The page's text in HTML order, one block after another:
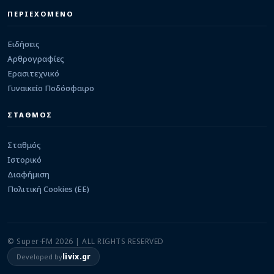
Δρόσο
ΠΕΡΙΕΧΟΜΕΝΟ
Ειδήσεις
Αρθρογραφίες
Ερασιτεχνικό
Γυναικείο Ποδόσφαιρο
ΣΤΑΘΜΟΣ
Σταθμός
Ιστορικό
Διαφήμιση
Πολιτική Cookies (ΕΕ)
© Super-FM 2026 | ALL RIGHTS RESERVED
Developed bylivix.gr